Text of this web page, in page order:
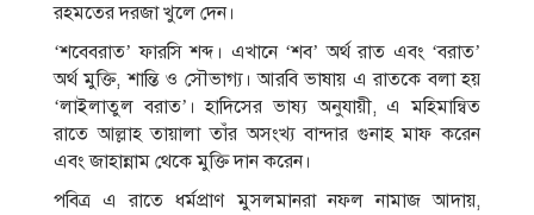
রহমতের দরজা খুলে দেন।
‘শবেবরাত’ ফারসি শব্দ। এখানে ‘শব’ অর্থ রাত এবং ‘বরাত’
অর্থ মুক্তি, শান্তি ও সৌভাগ্য। আরবি ভাষায় এ রাতকে বলা হয়
‘লাইলাতুল বরাত’। হাদিসের ভাষ্য অনুযায়ী, এ মহিমান্বিত
রাতে আল্লাহ তায়ালা তাঁর অসংখ্য বান্দার গুনাহ মাফ করেন
এবং জাহান্নাম থেকে মুক্তি দান করেন।
পবিত্র এ রাতে ধর্মপ্রাণ মুসলমানরা নফল নামাজ আদায়,